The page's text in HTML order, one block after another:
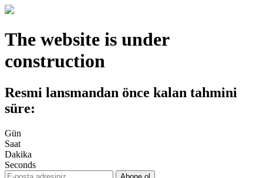
The website is under
construction
Resmi lansmandan önce kalan tahmini
süre:
Gün
Saat
Dakika
Seconds